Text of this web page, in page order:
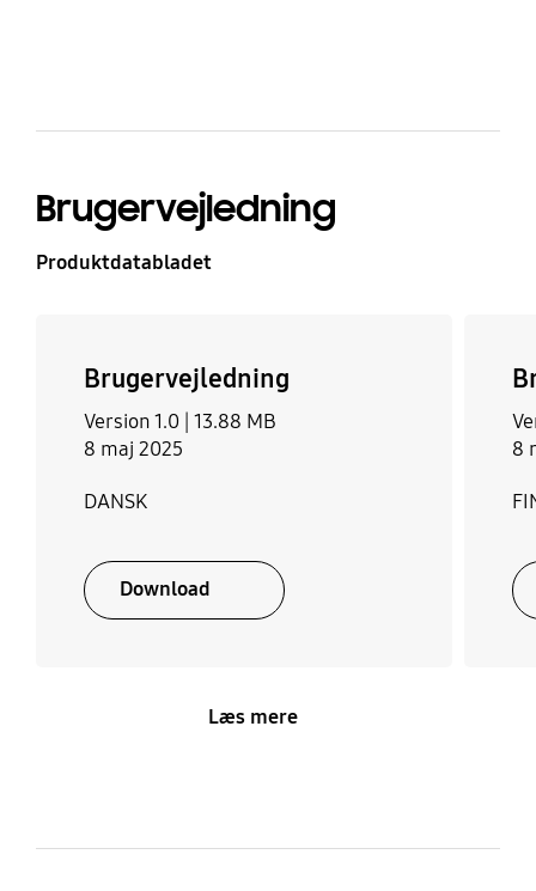
Brugervejledning
Produktdatabladet
Brugervejledning
Version 1.0 | 13.88 MB
8 maj 2025
DANSK
Download
8
Læs mere